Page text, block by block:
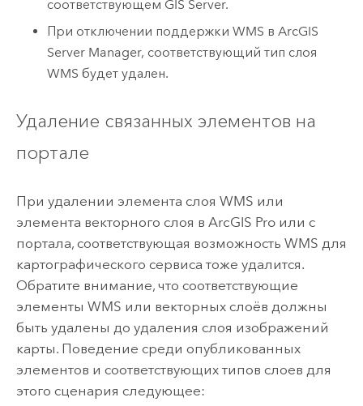
соответствующем GIS Server.
При отключении поддержки WMS вArcGIS
Server Manager, соответствующий тип слоя
WMS будет удален.
Удаление связанных элементов на
портале
При удалении элемента слоя WMS или
элемента векторного слоя в ArcGIS Proили с
портала, соответствующая возможность WMS для
картографического сервиса тоже удалится.
Обратите внимание, что соответствующие
элементы WMS или векторных слоёв должны
быть удалены до удаления слоя изображений
карты. Поведение среди опубликованных
элементов и соответствующих типов слоев для
этого сценария следующее: